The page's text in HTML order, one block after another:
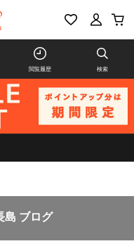
閲覧履歴 検索
島 ブログ